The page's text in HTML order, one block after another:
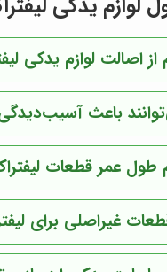
اصالت لوازم یدکی
باعث
طول عمر قطعات
قطعات غیراصلی برای